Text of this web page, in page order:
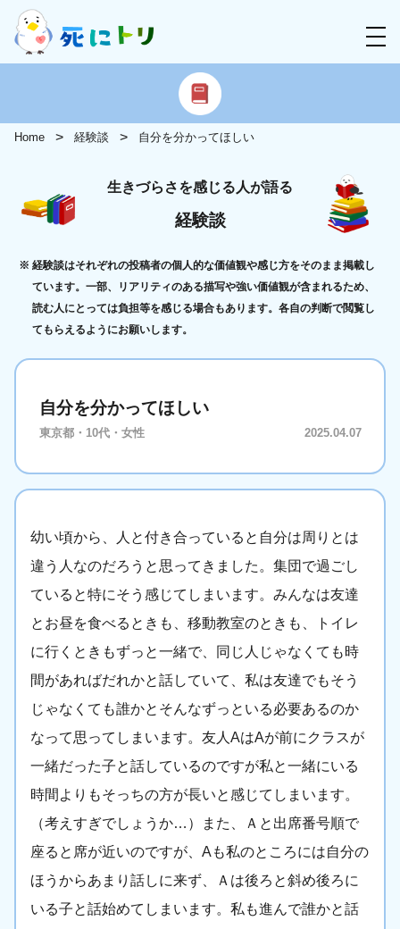
Home 経験談 自分を分かってほしい
生きづらさを感じる人が語る
経験談
経験談はそれぞれの投稿者の個人的な価値観や感じ方をそのまま掲載し
ています。一部、リアリティのある描写や強い価値観が含まれるため、
読む人にとっては負担等を感じる場合もあります。各自の判断で閲覧し
てもらえるようにお願いします。
自分を分かってほしい
東京都・10代・女性 2025.04.07
幼い頃から、人と付き合っていると自分は周りとは
違う人なのだろうと思ってきました。集団で過ごし
ていると特にそう感じてしまいます。みんなは友達
とお昼を食べるときも、移動教室のときも、トイレ
に行くときもずっと一緒で、同じ人じゃなくても時
間があればだれかと話していて、私は友達でもそう
じゃなくても誰かとそんなずっといる必要あるのか
なって思ってしまいます。友人AはAが前にクラスが
一緒だった子と話しているのですが私と一緒にいる
時間よりもそっちの方が長いと感じてしまいます。
（考えすぎでしょうか…）また、Ａと出席番号順で
座ると席が近いのですが、Aも私のところには自分の
ほうからあまり話しに来ず、Ａは後ろと斜め後ろに
いる子と話始めてしまいます。私も進んで誰かと話